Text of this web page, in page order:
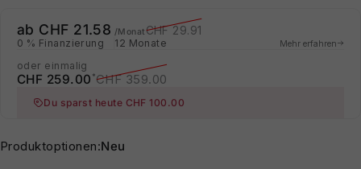
Verkaufspreis
ab CHF 21.58 /Monat
Normaler Preis CHF 29.91
0 % Finanzierung 12 Monate Mehr erfahren
oder einmalig
Verkaufspreis
CHF 259.00 *
Normaler PreisCHF 359.00
Du sparst heute CHF 100.00
Produktoptionen
Produktoptionen:Neu